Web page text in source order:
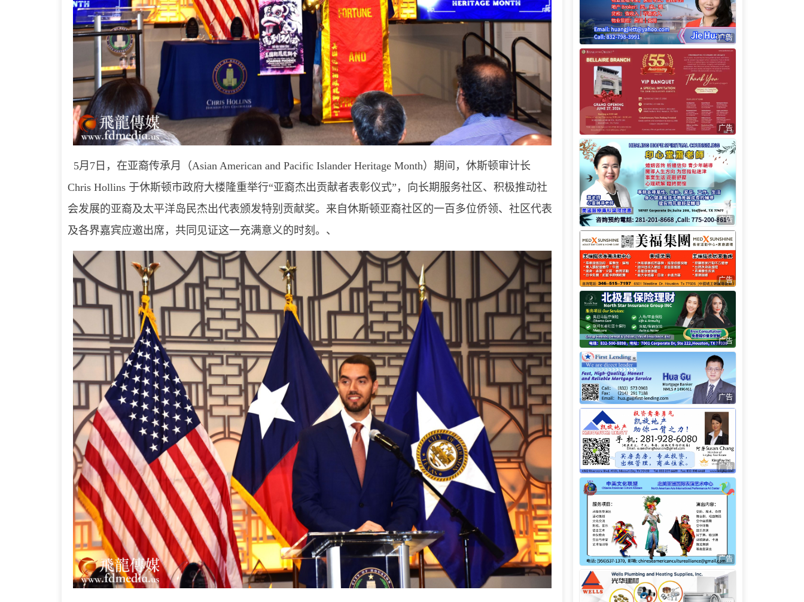
5月7日，在亚裔传承月（Asian American and Pacific Islander Heritage Month）期间，休斯顿审计长
Chris Hollins 于休斯顿市政府大楼隆重举行“亚裔杰出贡献者表彰仪式”，向长期服务社区、积极推动社
会发展的亚裔及太平洋岛民杰出代表颁发特别贡献奖。来自休斯顿亚裔社区的一百多位侨领、社区代表
及各界嘉宾应邀出席，共同见证这一充满意义的时刻。、
广告
广告
广告
广告
广告
广告
广告
广告